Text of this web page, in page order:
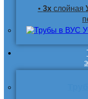
• 3хслойная